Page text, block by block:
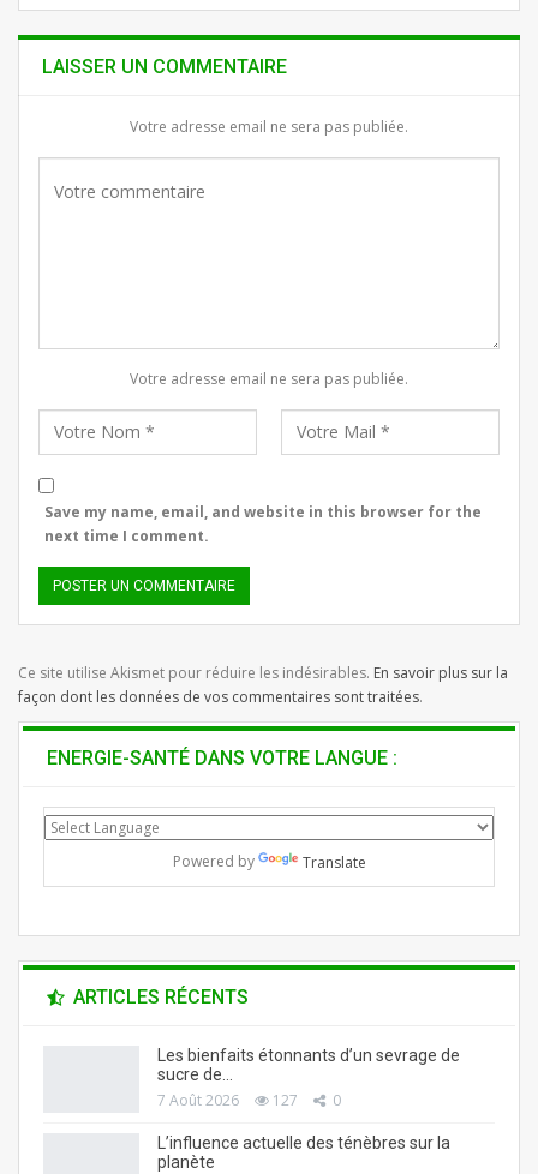
LAISSER UN COMMENTAIRE
Votre adresse email ne sera pas publiée.
Votre adresse email ne sera pas publiée.
Save my name, email, and website in this browser for the
next time I comment.
Ce site utilise Akismet pour réduire les indésirables. En savoir plus sur la
façon dont les données de vos commentaires sont traitées.
ENERGIE-SANTÉ DANS VOTRE LANGUE :
Powered by Translate
ARTICLES RÉCENTS
Les bienfaits étonnants d’un sevrage de
sucre de…
7 Août 2026 127 0
L’influence actuelle des ténèbres sur la
planète